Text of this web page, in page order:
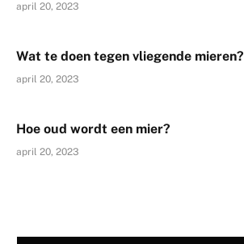
april 20, 2023
Wat te doen tegen vliegende mieren?
april 20, 2023
Hoe oud wordt een mier?
april 20, 2023